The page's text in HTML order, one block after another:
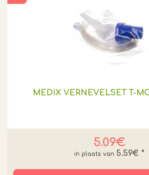
MEDIX VERNEVELSET T-
5.09€
5.59€ *